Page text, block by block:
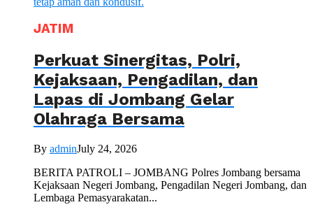
JATIM
Perkuat Sinergitas, Polri,
Kejaksaan, Pengadilan, dan
Lapas di Jombang Gelar
Olahraga Bersama
By adminJuly 24, 2026
BERITA PATROLI – JOMBANG Polres Jombang bersama
Kejaksaan Negeri Jombang, Pengadilan Negeri Jombang, dan
Lembaga Pemasyarakatan...